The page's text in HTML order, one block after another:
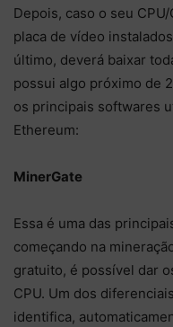
Depois, caso o seu
placa de vídeo
último, deverá baixar
possui algo próximo de
os principais softwares
Ethereum:
MinerGate
Essa é uma das
começando na
gratuito, é possível dar
CPU. Um dos
identifica,